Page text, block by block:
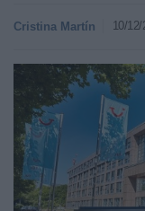
Cristina Martín 10/